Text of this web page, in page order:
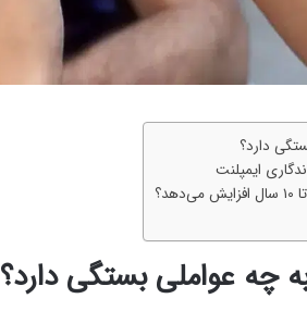
دارد؟
ایمپلنت
چه عواملی بستگی دارد؟